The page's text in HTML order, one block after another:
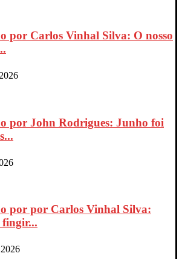
por Carlos Vinhal Silva: O nosso
por John Rodrigues: Junho foi
por por Carlos Vinhal Silva:
fingir...